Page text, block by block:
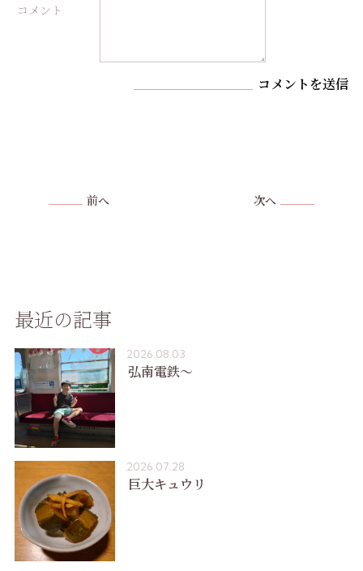
コメント
コメントを送信
前へ 次へ
最近の記事
2026.08.03
弘南電鉄〜
2026.07.28
巨大キュウリ